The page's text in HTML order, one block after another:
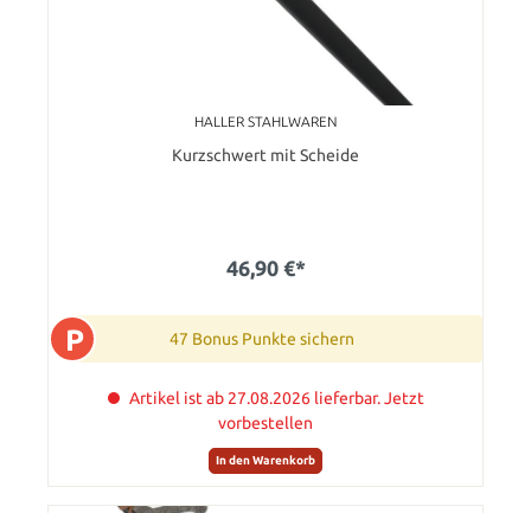
HALLER STAHLWAREN
Kurzschwert mit Scheide
46,90 €*
P 47 Bonus Punkte sichern
Artikel ist ab 27.08.2026 lieferbar. Jetzt
vorbestellen
In den Warenkorb